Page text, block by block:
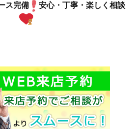
ス完備 安心・丁寧・楽しく相談